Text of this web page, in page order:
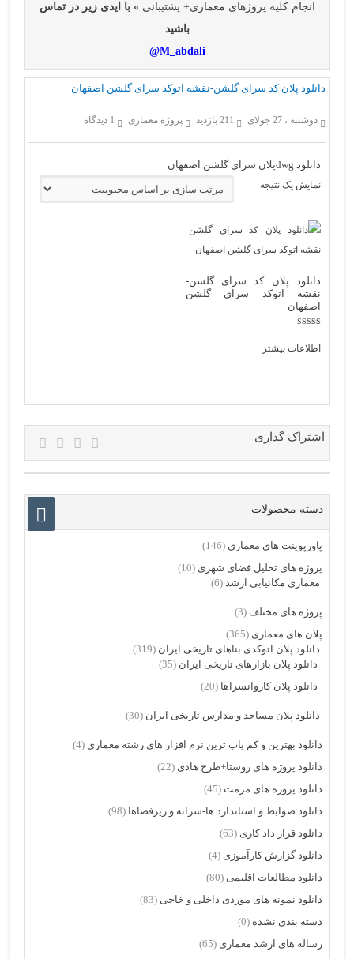
انجام کلیه پروژهای معماری+ پشتیبانی» با ایدی زیر در تماس
باشید
M_abdali@
دانلود پلان کد سرای گلشن-نقشه اتوکد سرای گلشن اصفهان
دوشنبه ، 27 جولای 211 بازدید پروژه معماری 1 دیدگاه
دانلود dwgپلان سرای گلشن اصفهان
نمایش یک نتیجه
دانلود پلان کد سرای گلشن-
نقشه اتوکد سرای گلشن
اصفهان
از 5
اطلاعات بیشتر
اشتراک گذاری
دسته محصولات
پاورپوینت های معماری (146)
پروژه های تحلیل فضای شهری (10)
معماری مکانیابی ارشد (6)
پروژه های مختلف (3)
پلان های معماری (365)
دانلود پلان اتوکدی بناهای تاریخی ایران (319)
دانلود پلان بازارهای تاریخی ایران (35)
دانلود پلان کاروانسراها (20)
دانلود پلان مساجد و مدارس تاریخی ایران (30)
دانلود بهترین و کم یاب ترین نرم افزار های رشته معماری (4)
دانلود پروژه های روستا+طرح هادی (22)
دانلود پروژه های مرمت (45)
دانلود ضوابط و استاندارد ها-سرانه و ریزفضاها (98)
دانلود قرار داد کاری (63)
دانلود گزارش کارآموزی (4)
دانلود مطالعات اقلیمی (80)
دانلود نمونه های موردی داخلی و خاجی (83)
دسته بندی نشده (0)
رساله های ارشد معماری (65)